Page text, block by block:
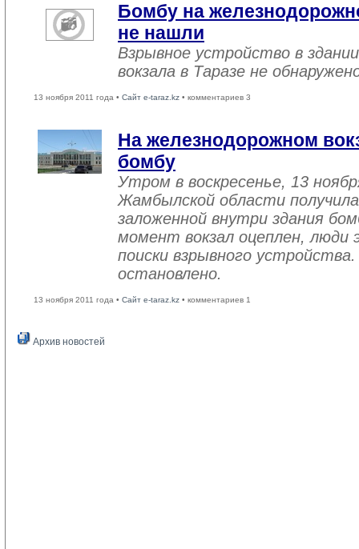
Бомбу на
не нашли
Взрывное устройство в
вокзала в Таразе не
13 ноября 2011 года • Сайт e-taraz.kz • комментариев 3
На железнодорожном
бомбу
Утром в воскресенье, 13
Жамбылской области
заложенной внутри здания
момент вокзал оцеплен, люди
поиски взрывного
остановлено.
13 ноября 2011 года • Сайт e-taraz.kz • комментариев 1
Архив новостей